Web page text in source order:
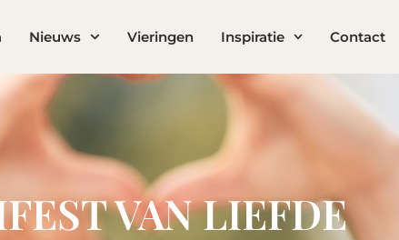
Nieuws Vieringen Inspiratie Contact
VAN LIEFDE